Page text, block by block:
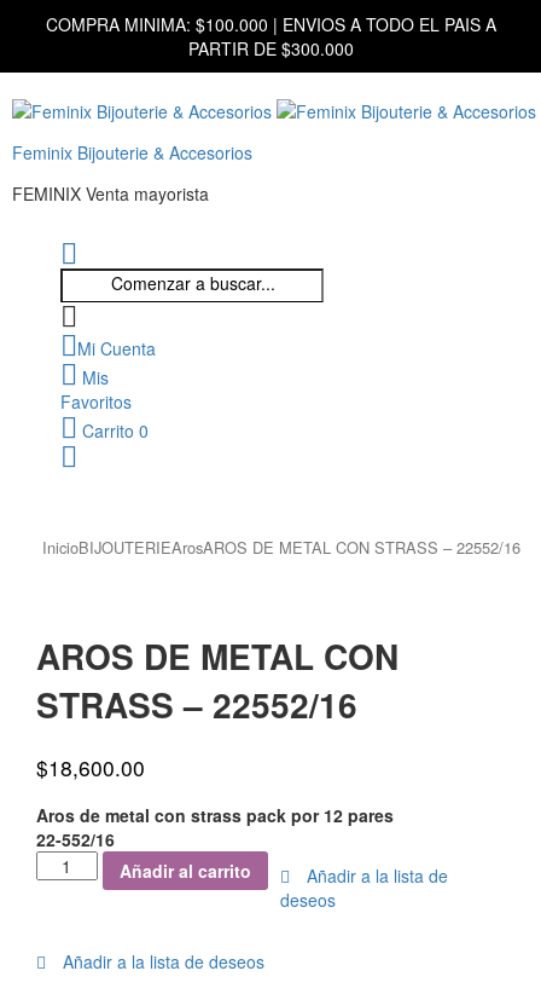
COMPRA MINIMA: $100.000 | ENVIOS A TODO EL PAIS A
PARTIR DE $300.000
Feminix Bijouterie & Accesorios
FEMINIX Venta mayorista
Mi Cuenta
Mis
Favoritos
Carrito 0
InicioBIJOUTERIEArosAROS DE METAL CON STRASS – 22552/16
navigation
CON
CON
AROS DE METAL CON
STRASS – 22552/16
$18,600.00
Aros de metal con strass pack por 12 pares
22-552/16
Añadir al carrito
Añadir a la lista de
deseos
Añadir a la lista de deseos